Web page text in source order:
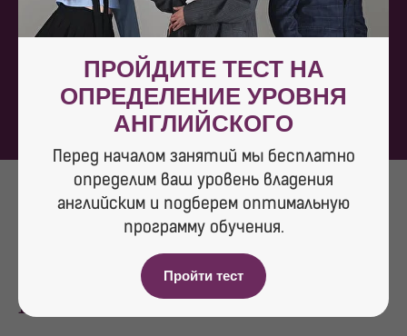
Хочу также
ЧТО ВХОДИТ В УСЛУГИ
KINGS ENGLISH
ПРОЙДИТЕ ТЕСТ НА
ОПРЕДЕЛЕНИЕ УРОВНЯ
АНГЛИЙСКОГО
Перед началом занятий мы бесплатно
определим ваш уровень владения
английским и подберем оптимальную
программу обучения.
Пройти тест